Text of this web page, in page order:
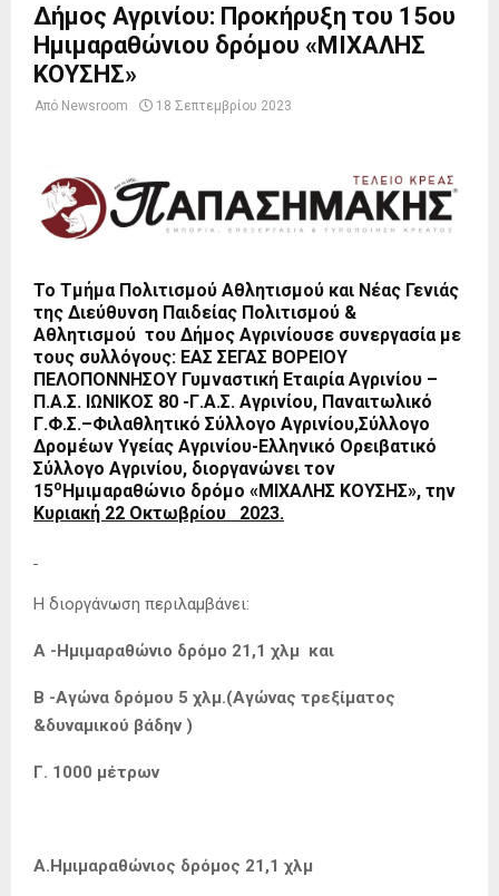
Δήμος Αγρινίου: Προκήρυξη του 15ου
Ημιμαραθώνιου δρόμου «ΜΙΧΑΛΗΣ
ΚΟΥΣΗΣ»
Από Newsroom 18 Σεπτεμβρίου 2023
Το Τμήμα Πολιτισμού Αθλητισμού και Νέας Γενιάς
της Διεύθυνση Παιδείας Πολιτισμού &
Αθλητισμού του Δήμος Αγρινίουσε συνεργασία με
τους συλλόγους: ΕΑΣ ΣΕΓΑΣ ΒΟΡΕΙΟΥ
ΠΕΛΟΠΟΝΝΗΣΟΥ Γυμναστική Εταιρία Αγρινίου –
Π.Α.Σ. ΙΩΝΙΚΟΣ 80 -Γ.Α.Σ. Αγρινίου, Παναιτωλικό
Γ.Φ.Σ.–Φιλαθλητικό Σύλλογο Αγρινίου,Σύλλογο
Δρομέων Υγείας Αγρινίου-Ελληνικό Ορειβατικό
Σύλλογο Αγρινίου, διοργανώνει τον
15οΗμιμαραθώνιο δρόμο «ΜΙΧΑΛΗΣ ΚΟΥΣΗΣ», την
Κυριακή 22 Οκτωβρίου 2023.
Η διοργάνωση περιλαμβάνει:
Α -Ημιμαραθώνιο δρόμο 21,1 χλμ και
Β -Αγώνα δρόμου 5 χλμ.(Αγώνας τρεξίματος
&δυναμικού βάδην )
Γ. 1000 μέτρων
Α.Ημιμαραθώνιος δρόμος 21,1 χλμ